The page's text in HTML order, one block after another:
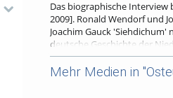
Das biographische Interview
2009]. Ronald Wendorf und
Joachim Gauck 'Siehdichum'
deutsche Geschichte der
Die DDR sei ein einseitiges
so Ronald Wendorf. Doch
Mehr Medien in